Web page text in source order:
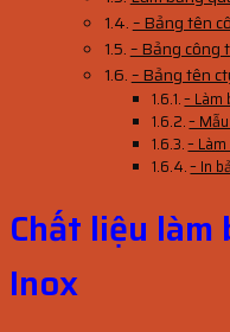
– Bảng tên
– Bảng công
– Bảng tên
– Làm
–
–
– In
Chất liệu làm
Inox